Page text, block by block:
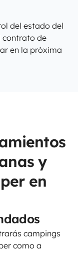
del estado del
contrato de
en la próxima
y
en
campings
como a